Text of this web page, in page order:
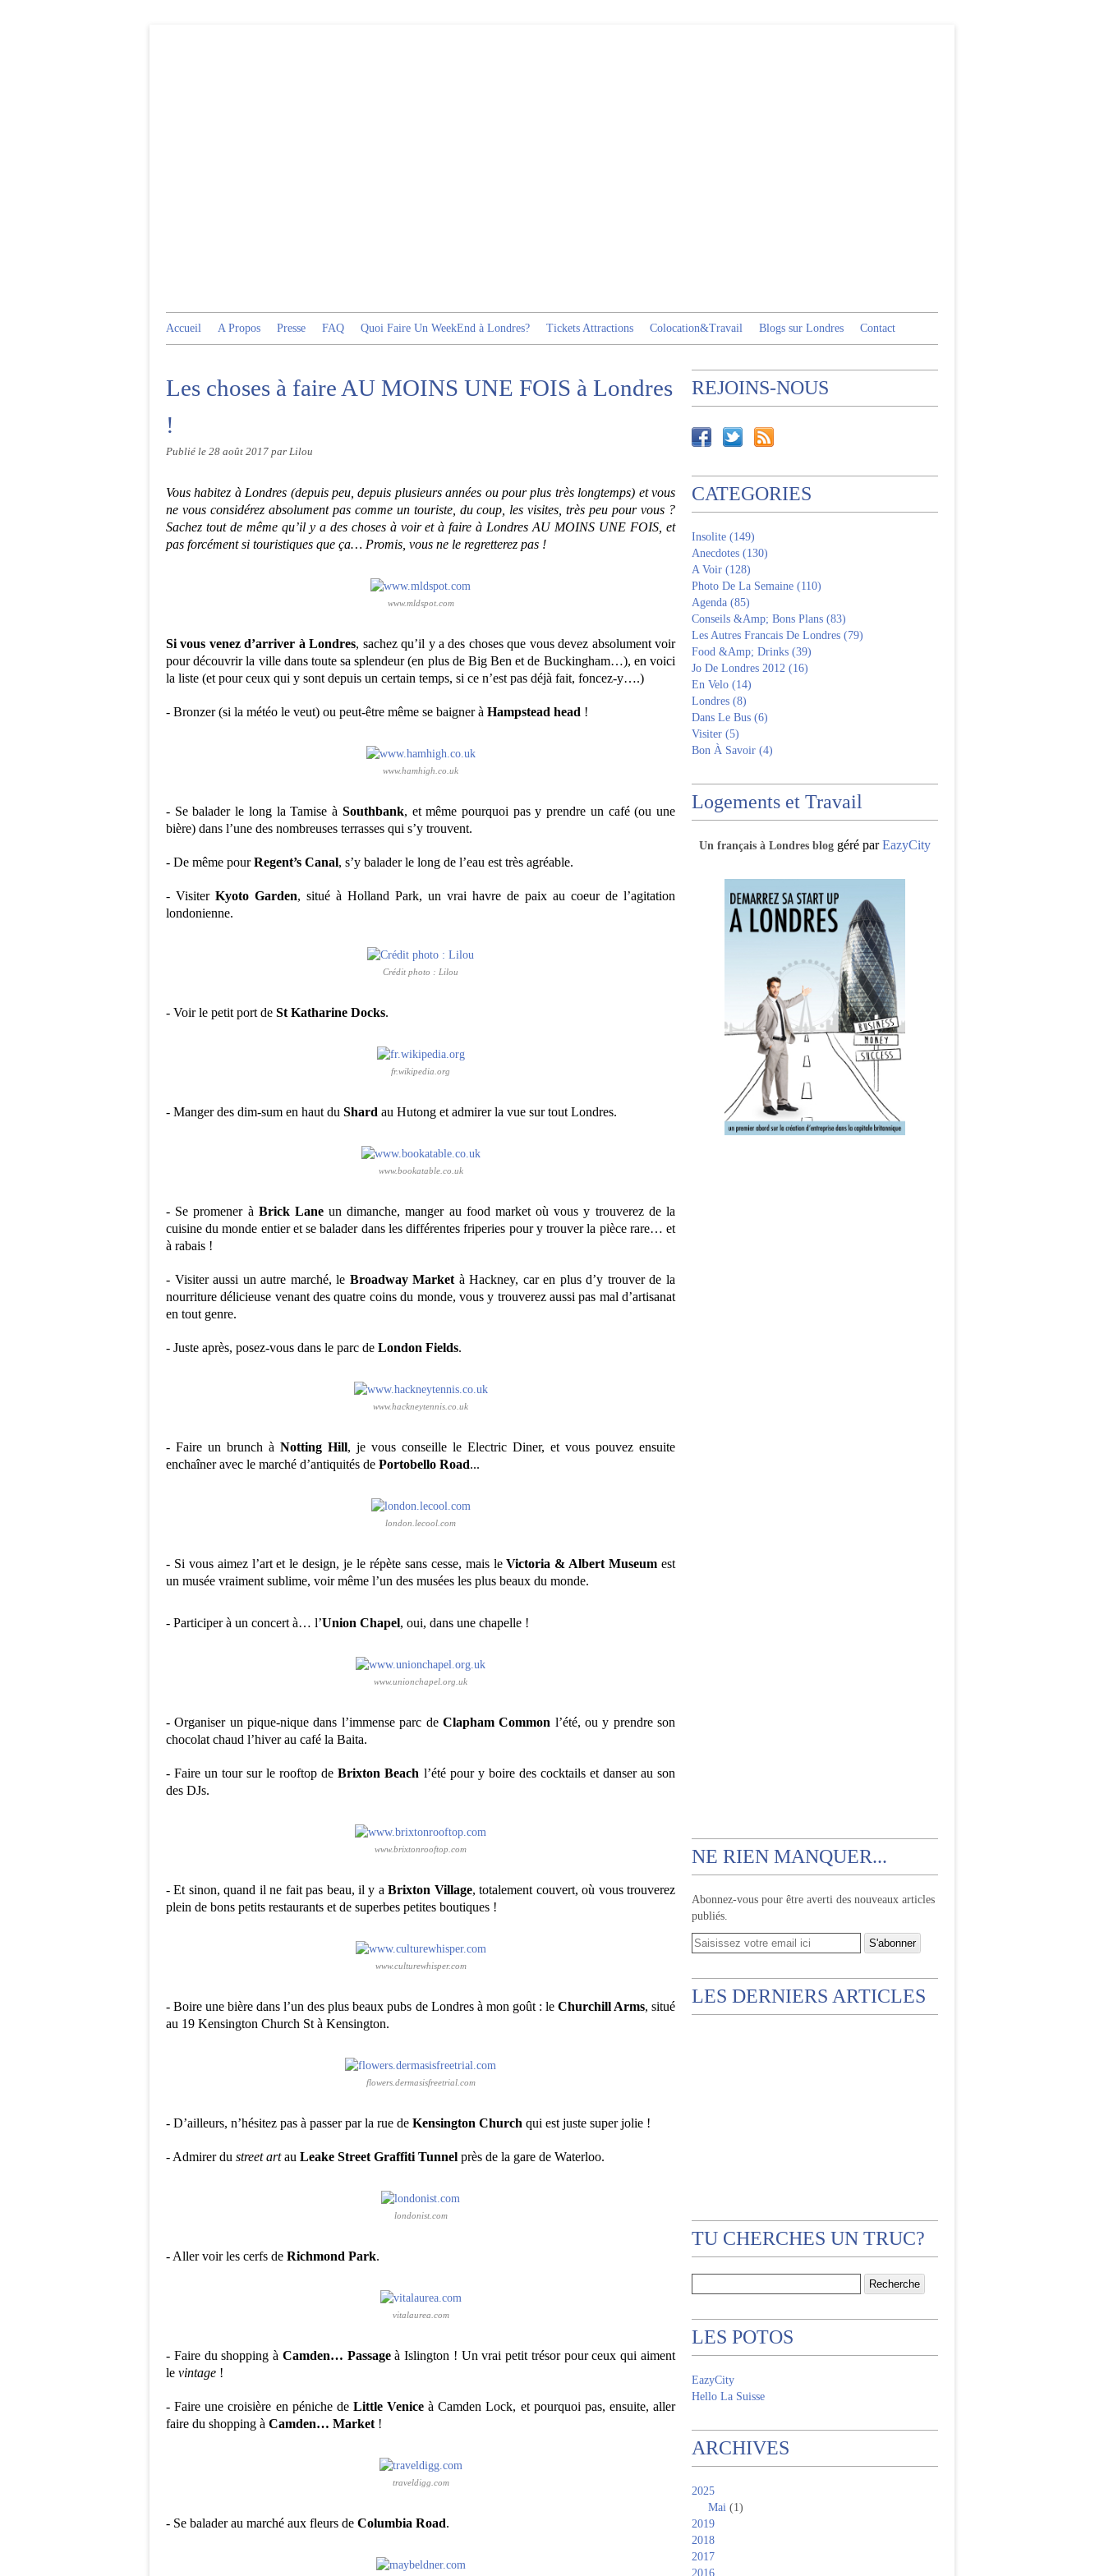
Accueil A Propos Presse FAQ Quoi Faire Un WeekEnd à Londres? Tickets Attractions Colocation&Travail Blogs sur Londres Contact
Les choses à faire AU MOINS UNE FOIS à Londres
!
Publié le 28 août 2017 par Lilou
Vous habitez à Londres (depuis peu, depuis plusieurs années ou pour plus très longtemps) et vous
ne vous considérez absolument pas comme un touriste, du coup, les visites, très peu pour vous ?
Sachez tout de même qu’il y a des choses à voir et à faire à Londres AU MOINS UNE FOIS, et
pas forcément si touristiques que ça… Promis, vous ne le regretterez pas !
www.mldspot.com
Si vous venez d’arriver à Londres, sachez qu’il y a des choses que vous devez absolument voir
pour découvrir la ville dans toute sa splendeur (en plus de Big Ben et de Buckingham…), en voici
la liste (et pour ceux qui y sont depuis un certain temps, si ce n’est pas déjà fait, foncez-y….)
- Bronzer (si la météo le veut) ou peut-être même se baigner à Hampstead head !
www.hamhigh.co.uk
- Se balader le long la Tamise à Southbank, et même pourquoi pas y prendre un café (ou une
bière) dans l’une des nombreuses terrasses qui s’y trouvent.
- De même pourRegent’s Canal, s’y balader le long de l’eau est très agréable.
- Visiter Kyoto Garden, situé à Holland Park, un vrai havre de paix au coeur de l’agitation
londonienne.
Crédit photo : Lilou
- Voir le petit port de St Katharine Docks.
fr.wikipedia.org
- Manger des dim-sum en haut du Shard au Hutong et admirer la vue sur tout Londres.
www.bookatable.co.uk
- Se promener à Brick Laneun dimanche, manger au food market où vous y trouverez de la
cuisine du monde entier et se balader dans les différentes friperies pour y trouver la pièce rare… et
à rabais !
- Visiter aussi un autre marché, le Broadway Market à Hackney, car en plus d’y trouver de la
nourriture délicieuse venant des quatre coins du monde, vous y trouverez aussi pas mal d’artisanat
en tout genre.
- Juste après, posez-vous dans le parc de London Fields.
www.hackneytennis.co.uk
- Faire un brunch à Notting Hill, je vous conseille le Electric Diner, et vous pouvez ensuite
enchaîner avec le marché d’antiquités de Portobello Road...
london.lecool.com
- Si vous aimez l’art et le design, je le répète sans cesse, mais leVictoria & Albert Museum est
un musée vraiment sublime, voir même l’un des musées les plus beaux du monde.
- Participer à un concert à… l’Union Chapel, oui, dans une chapelle !
www.unionchapel.org.uk
- Organiser un pique-nique dans l’immense parc de Clapham Common l’été, ou y prendre son
chocolat chaud l’hiver au café la Baita.
- Faire un tour sur le rooftop deBrixton Beach l’été pour y boire des cocktails et danser au son
des DJs.
www.brixtonrooftop.com
- Et sinon, quand il ne fait pas beau, il y aBrixton Village, totalement couvert, où vous trouverez
plein de bons petits restaurants et de superbes petites boutiques !
www.culturewhisper.com
- Boire une bière dans l’un des plus beaux pubs de Londres à mon goût : le Churchill Arms, situé
au 19 Kensington Church St à Kensington.
flowers.dermasisfreetrial.com
- D’ailleurs, n’hésitez pas à passer par la rue de Kensington Church qui est juste super jolie !
- Admirer du street artau Leake Street Graffiti Tunnel près de la gare de Waterloo.
londonist.com
- Aller voir les cerfs de Richmond Park.
vitalaurea.com
- Faire du shopping à Camden… Passageà Islington ! Un vrai petit trésor pour ceux qui aiment
le vintage !
- Faire une croisière en péniche de Little Venice àCamden Lock, et pourquoi pas, ensuite, aller
faire du shopping à Camden… Market !
traveldigg.com
- Se balader au marché aux fleurs de Columbia Road.
REJOINS-NOUS
CATEGORIES
Insolite (149)
Anecdotes (130)
A Voir (128)
Photo De La Semaine (110)
Agenda (85)
Conseils &Amp; Bons Plans (83)
Les Autres Francais De Londres (79)
Food &Amp; Drinks (39)
Jo De Londres 2012 (16)
En Velo (14)
Londres (8)
Dans Le Bus (6)
Visiter (5)
Bon À Savoir (4)
Logements et Travail
Un français à Londres blog géré parEazyCity
NE RIEN MANQUER...
Abonnez-vous pour être averti des nouveaux articles
publiés.
LES DERNIERS ARTICLES
TU CHERCHES UN TRUC?
LES POTOS
EazyCity
Hello La Suisse
ARCHIVES
2025
Mai (1)
2019
2018
2017
2016